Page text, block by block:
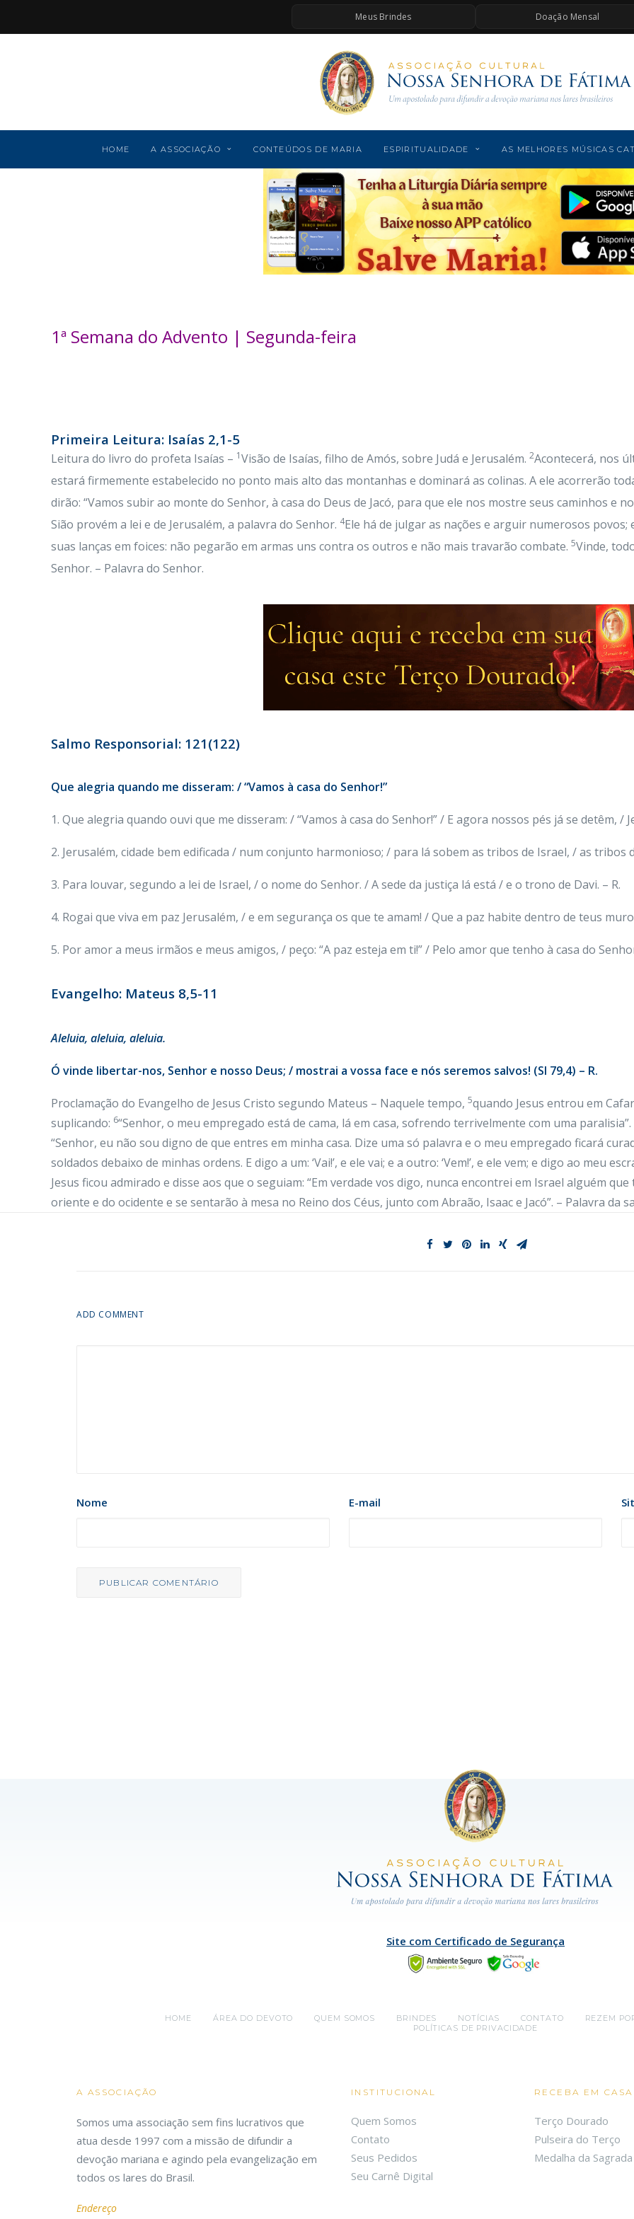
Meus Brindes Doação Mensal
HOME A ASSOCIAÇÃO CONTEÚDOS DE MARIA ESPIRITUALIDADE AS MELHORES MÚSICAS
1ª Semana do Advento | Segunda-feira
Primeira Leitura: Isaías 2,1-5
Leitura do livro do profeta Isaías – 1Visão de Isaías, filho de Amós, sobre Judá e Jerusalém. 2Acontecerá, nos
estará firmemente estabelecido no ponto mais alto das montanhas e dominará as colinas. A ele acorrerão
dirão: “Vamos subir ao monte do Senhor, à casa do Deus de Jacó, para que ele nos mostre seus caminhos e
Sião provém a lei e de Jerusalém, a palavra do Senhor. 4Ele há de julgar as nações e arguir numerosos
suas lanças em foices: não pegarão em armas uns contra os outros e não mais travarão combate. 5Vinde,
Senhor. – Palavra do Senhor.
Salmo Responsorial: 121(122)
Que alegria quando me disseram: / “Vamos à casa do Senhor!”
1. Que alegria quando ouvi que me disseram: / “Vamos à casa do Senhor!” / E agora nossos pés já se detêm, /
2. Jerusalém, cidade bem edificada / num conjunto harmonioso; / para lá sobem as tribos de Israel, / as tribos
3. Para louvar, segundo a lei de Israel, / o nome do Senhor. / A sede da justiça lá está / e o trono de Davi. – R.
4. Rogai que viva em paz Jerusalém, / e em segurança os que te amam! / Que a paz habite dentro de teus
5. Por amor a meus irmãos e meus amigos, / peço: “A paz esteja em ti!” / Pelo amor que tenho à casa do
Evangelho: Mateus 8,5-11
Aleluia, aleluia, aleluia.
Ó vinde libertar-nos, Senhor e nosso Deus; / mostrai a vossa face e nós seremos salvos! (Sl 79,4) – R.
Proclamação do Evangelho de Jesus Cristo segundo Mateus – Naquele tempo, 5quando Jesus entrou em
suplicando: 6“Senhor, o meu empregado está de cama, lá em casa, sofrendo terrivelmente com uma paralisia”.
“Senhor, eu não sou digno de que entres em minha casa. Dize uma só palavra e o meu empregado ficará
soldados debaixo de minhas ordens. E digo a um: ‘Vai!’, e ele vai; e a outro: ‘Vem!’, e ele vem; e digo ao meu
Jesus ficou admirado e disse aos que o seguiam: “Em verdade vos digo, nunca encontrei em Israel alguém
oriente e do ocidente e se sentarão à mesa no Reino dos Céus, junto com Abraão, Isaac e Jacó”. – Palavra da
ADD COMMENT
Nome E-mail
Site com Certificado de Segurança
HOME ÁREA DO DEVOTO QUEM SOMOS BRINDES NOTÍCIAS CONTATO
REZEM
POLÍTICAS DE PRIVACIDADE
A ASSOCIAÇÃO
Somos uma associação sem fins lucrativos que
atua desde 1997 com a missão de difundir a
devoção mariana e agindo pela evangelização em
todos os lares do Brasil.
Endereço
INSTITUCIONAL
Quem Somos
Contato
Seus Pedidos
Seu Carnê Digital
RECEBA EM CASA
Terço Dourado
Pulseira do Terço
Medalha da